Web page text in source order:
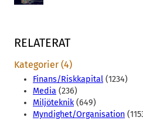
RELATERAT
Kategorier (4)
Finans/Riskkapital (1234)
Media (236)
Miljöteknik(649)
Myndighet/Organisation